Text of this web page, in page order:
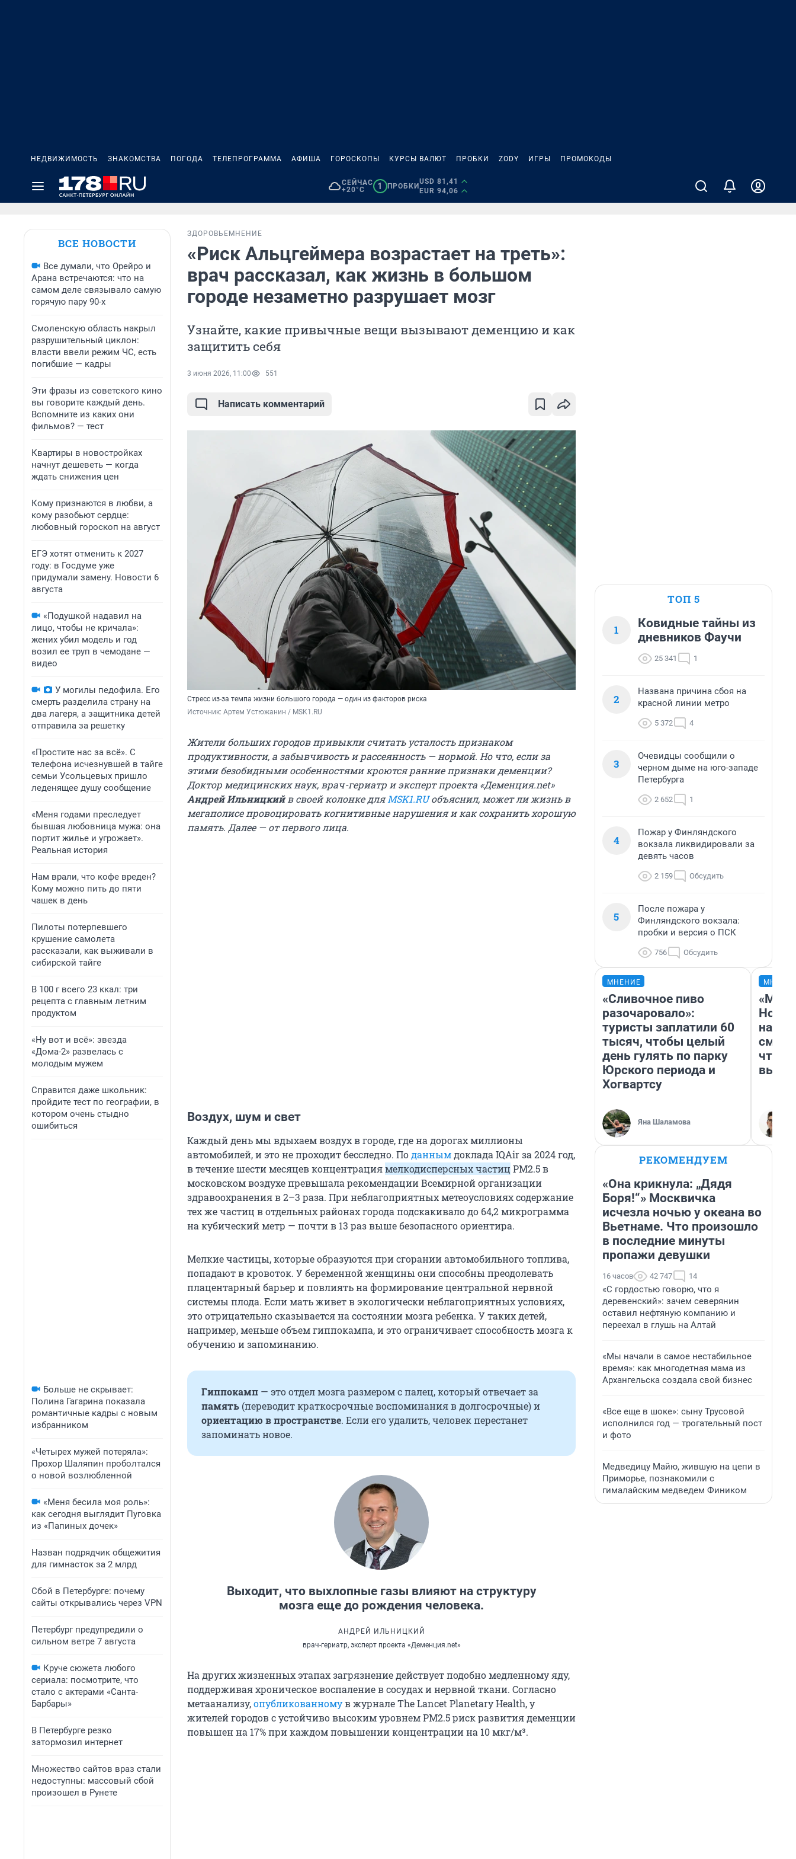
НЕДВИЖИМОСТЬ ЗНАКОМСТВА ПОГОДА ТЕЛЕПРОГРАММА АФИША ГОРОСКОПЫ КУРСЫ ВАЛЮТ ПРОБКИ ZODY ИГРЫ ПРОМОКОДЫ
СЕЙЧАС
+20°C
1 ПРОБКИ
USD 81,41
EUR 94,06
ВСЕ НОВОСТИ
Все думали, что Орейро и
Арана встречаются: что на
самом деле связывало самую
горячую пару 90-х
Смоленскую область накрыл
разрушительный циклон:
власти ввели режим ЧС, есть
погибшие — кадры
Эти фразы из советского кино
вы говорите каждый день.
Вспомните из каких они
фильмов? — тест
Квартиры в новостройках
начнут дешеветь — когда
ждать снижения цен
Кому признаются в любви, а
кому разобьют сердце:
любовный гороскоп на август
ЕГЭ хотят отменить к 2027
году: в Госдуме уже
придумали замену. Новости 6
августа
«Подушкой надавил на
лицо, чтобы не кричала»:
жених убил модель и год
возил ее труп в чемодане —
видео
У могилы педофила. Его
смерть разделила страну на
два лагеря, а защитника детей
отправила за решетку
«Простите нас за всё». С
телефона исчезнувшей в тайге
семьи Усольцевых пришло
леденящее душу сообщение
«Меня годами преследует
бывшая любовница мужа: она
портит жилье и угрожает».
Реальная история
Нам врали, что кофе вреден?
Кому можно пить до пяти
чашек в день
Пилоты потерпевшего
крушение самолета
рассказали, как выживали в
сибирской тайге
В 100 г всего 23 ккал: три
рецепта с главным летним
продуктом
«Ну вот и всё»: звезда
«Дома-2» развелась с
молодым мужем
Справится даже школьник:
пройдите тест по географии, в
котором очень стыдно
ошибиться
Больше не скрывает:
Полина Гагарина показала
романтичные кадры с новым
избранником
«Четырех мужей потеряла»:
Прохор Шаляпин проболтался
о новой возлюбленной
«Меня бесила моя роль»:
как сегодня выглядит Пуговка
из «Папиных дочек»
Назван подрядчик общежития
для гимнасток за 2 млрд
Сбой в Петербурге: почему
сайты открывались через VPN
Петербург предупредили о
сильном ветре 7 августа
Круче сюжета любого
сериала: посмотрите, что
стало с актерами «Санта-
Барбары»
В Петербурге резко
затормозил интернет
Множество сайтов враз стали
недоступны: массовый сбой
произошел в Рунете
ЗДОРОВЬЕ МНЕНИЕ
«Риск Альцгеймера возрастает на треть»:
врач рассказал, как жизнь в большом
городе незаметно разрушает мозг
Узнайте, какие привычные вещи вызывают деменцию и как
защитить себя
3 июня 2026, 11:00 551
Написать комментарий
Стресс из-за темпа жизни большого города — один из факторов риска
Источник: Артем Устюжанин / MSK1.RU
Жители больших городов привыкли считать усталость признаком
продуктивности, а забывчивость и рассеянность — нормой. Но что, если за
этими безобидными особенностями кроются ранние признаки деменции?
Доктор медицинских наук, врач-гериатр и эксперт проекта «Деменция.net»
Андрей Ильницкийв своей колонке дляMSK1.RUобъяснил, может ли жизнь в
мегаполисе провоцировать когнитивные нарушения и как сохранить хорошую
память. Далее — от первого лица.
Воздух, шум и свет
Каждый день мы вдыхаем воздух в городе, где на дорогах миллионы
автомобилей, и это не проходит бесследно. Поданнымдоклада IQAir за 2024 год,
в течение шести месяцев концентрациямелкодисперсных частиц PM2.5 в
московском воздухе превышала рекомендации Всемирной организации
здравоохранения в 2–3 раза. При неблагоприятных метеоусловиях содержание
тех же частиц в отдельных районах города подскакивало до 64,2 микрограмма
на кубический метр — почти в 13 раз выше безопасного ориентира.
Мелкие частицы, которые образуются при сгорании автомобильного топлива,
попадают в кровоток. У беременной женщины они способны преодолевать
плацентарный барьер и повлиять на формирование центральной нервной
системы плода. Если мать живет в экологически неблагоприятных условиях,
это отрицательно сказывается на состоянии мозга ребенка. У таких детей,
например, меньше объем гиппокампа, и это ограничивает способность мозга к
обучению и запоминанию.
Гиппокамп — это отдел мозга размером с палец, который отвечает за
память (переводит краткосрочные воспоминания в долгосрочные) и
ориентацию в пространстве. Если его удалить, человек перестанет
запоминать новое.
Выходит, что выхлопные газы влияют на структуру
мозга еще до рождения человека.
АНДРЕЙ ИЛЬНИЦКИЙ
врач-гериатр, эксперт проекта «Деменция.net»
На других жизненных этапах загрязнение действует подобно медленному яду,
поддерживая хроническое воспаление в сосудах и нервной ткани. Согласно
метаанализу,опубликованномув журнале The Lancet Planetary Health, у
жителей городов с устойчиво высоким уровнем PM2.5 риск развития деменции
повышен на 17% при каждом повышении концентрации на 10 мкг/м³.
ТОП 5
1
Ковидные тайны из
дневников Фаучи
25 341 1
2
Названа причина сбоя на
красной линии метро
5 372 4
3
Очевидцы сообщили о
черном дыме на юго-западе
Петербурга
2 652 1
4
Пожар у Финляндского
вокзала ликвидировали за
девять часов
2 159 Обсудить
5
После пожара у
Финляндского вокзала:
пробки и версия о ПСК
756 Обсудить
МНЕНИЕ
«Сливочное пиво
разочаровало»:
туристы заплатили 60
тысяч, чтобы целый
день гулять по парку
Юрского периода и
Хогвартсу
Яна Шаламова
«Мы
РЕКОМЕНДУЕМ
«Она крикнула: „Дядя
Боря!“» Москвичка
исчезла ночью у океана во
Вьетнаме. Что произошло
в последние минуты
пропажи девушки
16 часов 42 747 14
«С гордостью говорю, что я
деревенский»: зачем северянин
оставил нефтяную компанию и
переехал в глушь на Алтай
«Мы начали в самое нестабильное
время»: как многодетная мама из
Архангельска создала свой бизнес
«Все еще в шоке»: сыну Трусовой
исполнился год — трогательный пост
и фото
Медведицу Майю, жившую на цепи в
Приморье, познакомили с
гималайским медведем Фиником